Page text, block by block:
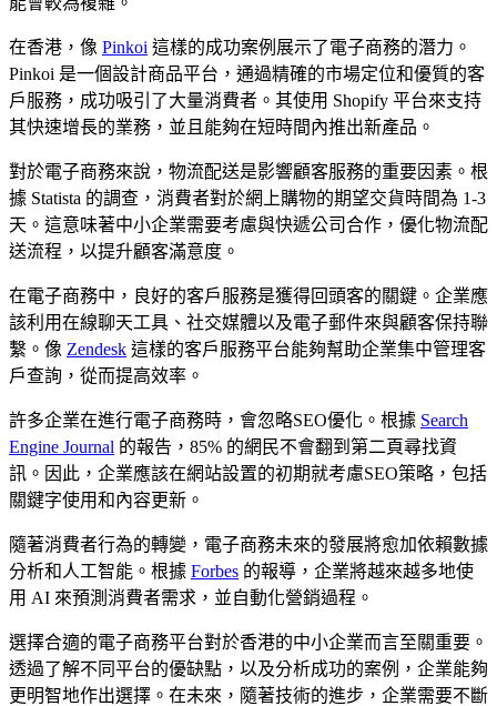
在香港，像 Pinkoi 這樣的成功案例展示了電子商務的潛力。
Pinkoi 是一個設計商品平台，通過精確的市場定位和優質的客
戶服務，成功吸引了大量消費者。其使用 Shopify 平台來支持
其快速增長的業務，並且能夠在短時間內推出新產品。
對於電子商務來說，物流配送是影響顧客服務的重要因素。根
據 Statista 的調查，消費者對於網上購物的期望交貨時間為 1-3
天。這意味著中小企業需要考慮與快遞公司合作，優化物流配
送流程，以提升顧客滿意度。
在電子商務中，良好的客戶服務是獲得回頭客的關鍵。企業應
該利用在線聊天工具、社交媒體以及電子郵件來與顧客保持聯
繫。像 Zendesk 這樣的客戶服務平台能夠幫助企業集中管理客
戶查詢，從而提高效率。
許多企業在進行電子商務時，會忽略SEO優化。根據 Search
Engine Journal 的報告，85% 的網民不會翻到第二頁尋找資
訊。因此，企業應該在網站設置的初期就考慮SEO策略，包括
關鍵字使用和內容更新。
隨著消費者行為的轉變，電子商務未來的發展將愈加依賴數據
分析和人工智能。根據 Forbes 的報導，企業將越來越多地使
用 AI 來預測消費者需求，並自動化營銷過程。
選擇合適的電子商務平台對於香港的中小企業而言至關重要。
透過了解不同平台的優缺點，以及分析成功的案例，企業能夠
更明智地作出選擇。在未來，隨著技術的進步，企業需要不斷